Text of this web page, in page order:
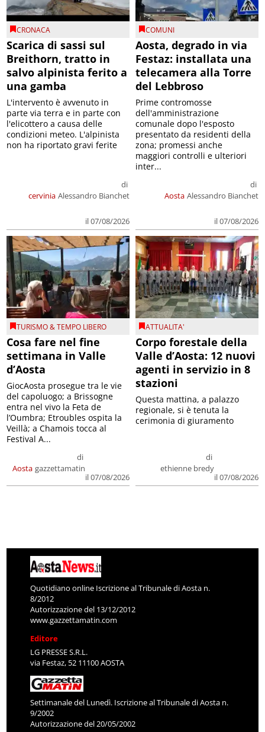
CRONACA
Scarica di sassi sul
Breithorn, tratto in
salvo alpinista ferito a
una gamba
cervinia
di
Alessandro Bianchet
il 07/08/2026
L'intervento è avvenuto in
parte via terra e in parte con
l'elicottero a causa delle
condizioni meteo. L'alpinista
non ha riportato gravi ferite
COMUNI
Aosta, degrado in via
Festaz: installata una
telecamera alla Torre
del Lebbroso
Aosta
di
Alessandro Bianchet
il 07/08/2026
Prime contromosse
dell'amministrazione
comunale dopo l'esposto
presentato da residenti della
zona; promessi anche
maggiori controlli e ulteriori
inter...
TURISMO & TEMPO LIBERO
Cosa fare nel fine
settimana in Valle
d’Aosta
Aosta
di
gazzettamatin
il 07/08/2026
GiocAosta prosegue tra le vie
del capoluogo; a Brissogne
entra nel vivo la Feta de
l’Oumbra; Etroubles ospita la
Veillà; a Chamois tocca al
Festival A...
ATTUALITA'
Corpo forestale della
Valle d’Aosta: 12 nuovi
agenti in servizio in 8
stazioni
di
ethienne bredy
il 07/08/2026
Questa mattina, a palazzo
regionale, si è tenuta la
cerimonia di giuramento
Quotidiano online Iscrizione al Tribunale di Aosta n.
8/2012
Autorizzazione del 13/12/2012
www.gazzettamatin.com
Editore
LG PRESSE S.R.L.
via Festaz, 52 11100 AOSTA
Settimanale del Lunedì. Iscrizione al Tribunale di Aosta n.
9/2002
Autorizzazione del 20/05/2002